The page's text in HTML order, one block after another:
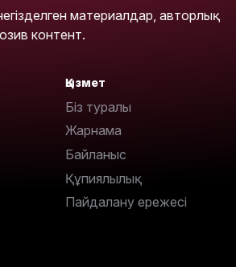
материалдар, авторлық
контент.
Қызмет
Біз туралы
Жарнама
Байланыс
Құпиялылық
Пайдалану ережесі